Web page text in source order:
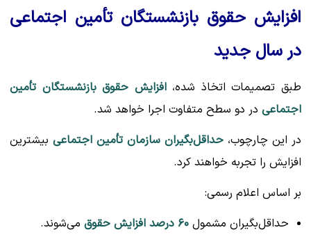
افزایش حقوق بازنشستگان تأمین اجتماعی
در سال جدید
طبق تصمیمات اتخاذ شده،افزایش حقوق بازنشستگان تأمین
اجتماعی در دو سطح متفاوت اجرا خواهد شد.
در این چارچوب، حداقل‌بگیران سازمان تأمین اجتماعی بیشترین
افزایش را تجربه خواهند کرد.
بر اساس اعلام رسمی:
حداقل‌بگیران مشمول ۶۰ درصد افزایش حقوق
می‌شوند.